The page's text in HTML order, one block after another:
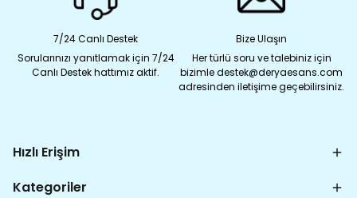
7/24 Canlı Destek
Sorularınızı yanıtlamak için 7/24
Canlı Destek hattımız aktif.
Bize Ulaşın
Her türlü soru ve talebiniz için
bizimle destek@deryaesans.com
adresinden iletişime geçebilirsiniz.
Hızlı Erişim
Kategoriler